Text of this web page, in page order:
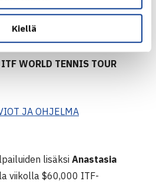
Kiellä
JA OHJELMA
WORLD TENNIS TOUR
JA OHJELMA
lisäksi Anastasia
viikolla $60,000 ITF-